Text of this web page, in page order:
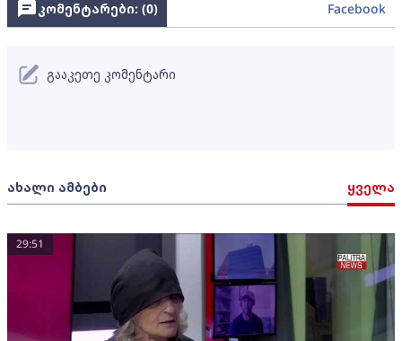
ახალი ამბები ყველა
29:51
კომენტარები: (0) Facebook
გააკეთე კომენტარი